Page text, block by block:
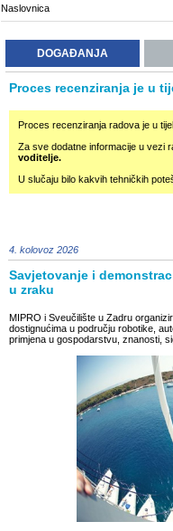
Naslovnica
DOGAĐANJA
Proces recenziranja je u
Proces recenziranja radova je u
Za sve dodatne informacije u vezi
voditelje.
U slučaju bilo kakvih tehničkih
4. kolovoz 2026
Savjetovanje i
u zraku
MIPRO i Sveučilište u Zadru
dostignućima u području robotike,
primjena u gospodarstvu, znanosti,